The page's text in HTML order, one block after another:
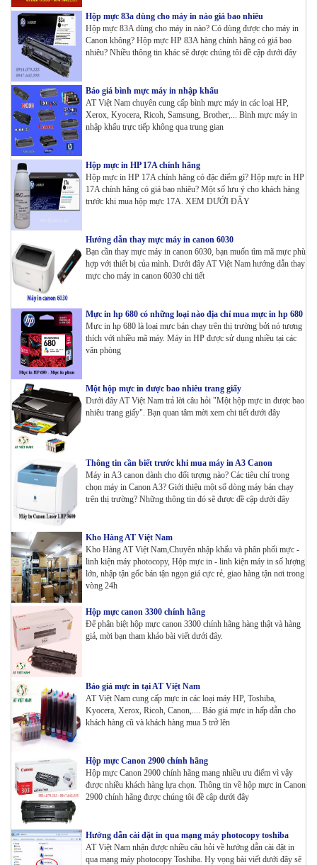
Hộp mực 83a dùng cho máy in nào giá bao nhiêu
Hộp mực 83A dùng cho máy in nào? Có dùng được cho máy in
Canon không? Hộp mực HP 83A hàng chính hãng có giá bao
nhiêu? Nhiều thông tin khác sẽ được chúng tôi đề cập dưới đây
Báo giá bình mực máy in nhập khẩu
AT Việt Nam chuyên cung cấp bình mực máy in các loại HP,
Xerox, Kyocera, Ricoh, Samsung, Brother,... Bình mực máy in
nhập khẩu trực tiếp không qua trung gian
Hộp mực in HP 17A chính hãng
Hộp mực in HP 17A chính hãng có đặc điểm gì? Hộp mực in HP
17A chính hãng có giá bao nhiêu? Một số lưu ý cho khách hàng
trước khi mua hộp mực 17A. XEM DƯỚI ĐÂY
Hướng dẫn thay mực máy in canon 6030
Bạn cần thay mực máy in canon 6030, bạn muốn tìm mã mực phù
hợp với thiết bị của mình. Dưới đây AT Việt Nam hướng dẫn thay
mực cho máy in canon 6030 chi tiết
Mực in hp 680 có những loại nào địa chỉ mua mực in hp 680
Mực in hp 680 là loại mực bán chạy trên thị trường bởi nó tương
thích với nhiều mã máy. Máy in HP được sử dụng nhiều tại các
văn phòng
Một hộp mực in được bao nhiêu trang giấy
Dưới đây AT Việt Nam trả lời câu hỏi "Một hộp mực in được bao
nhiêu trang giấy". Bạn quan tâm mời xem chi tiết dưới đây
Thông tin cần biết trước khi mua máy in A3 Canon
Máy in A3 canon dành cho đối tượng nào? Các tiêu chí trong
chọn máy in Canon A3? Giới thiệu một số dòng máy bán chạy
trên thị trường? Những thông tin đó sẽ được đề cập dưới đây
Kho Hàng AT Việt Nam
Kho Hàng AT Việt Nam,Chuyên nhập khẩu và phân phối mực -
linh kiện máy photocopy, Hộp mực in - linh kiện máy in số lượng
lớn, nhập tận gốc bán tận ngọn giá cực rẻ, giao hàng tận nơi trong
vòng 24h
Hộp mực canon 3300 chính hãng
Để phân biệt hộp mực canon 3300 chính hãng hàng thật và hàng
giả, mời bạn tham khảo bài viết dưới đây.
Báo giá mực in tại AT Việt Nam
AT Việt Nam cung cấp mực in các loại máy HP, Toshiba,
Kyocera, Xerox, Ricoh, Canon,.... Báo giá mực in hấp dẫn cho
khách hàng cũ và khách hàng mua 5 trở lên
Hộp mực Canon 2900 chính hãng
Hộp mực Canon 2900 chính hãng mang nhiều ưu điểm vì vậy
được nhiều khách hàng lựa chọn. Thông tin về hộp mực in Canon
2900 chính hãng được chúng tôi đề cập dưới đây
Hướng dẫn cài đặt in qua mạng máy photocopy toshiba
AT Việt Nam nhận được nhiều câu hỏi về hướng dẫn cài đặt in
qua mạng máy photocopy Toshiba. Hy vọng bài viết dưới đây sẽ